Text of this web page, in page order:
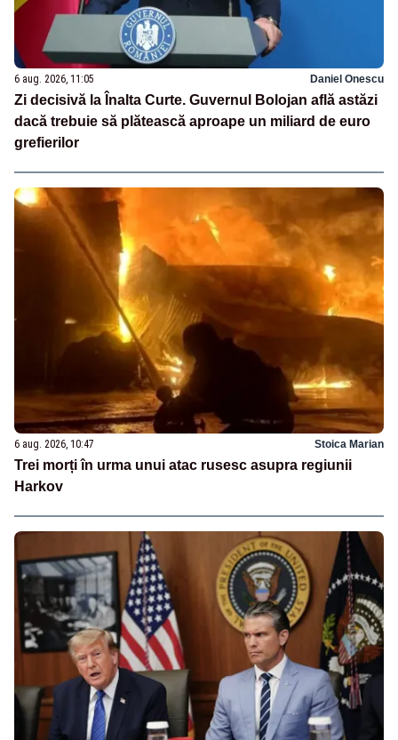
6 aug. 2026, 11:05 Daniel Onescu
Zi decisivă la Înalta Curte. Guvernul Bolojan află astăzi
dacă trebuie să plătească aproape un miliard de euro
grefierilor
6 aug. 2026, 10:47 Stoica Marian
Trei morți în urma unui atac rusesc asupra regiunii
Harkov